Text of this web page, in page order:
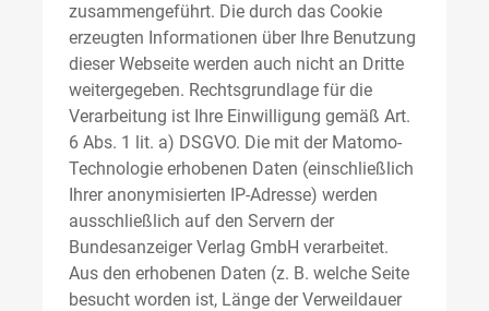
zusammengeführt. Die durch das Cookie
erzeugten Informationen über Ihre Benutzung
dieser Webseite werden auch nicht an Dritte
weitergegeben. Rechtsgrundlage für die
Verarbeitung ist Ihre Einwilligung gemäß Art.
6 Abs. 1 lit. a) DSGVO. Die mit der Matomo-
Technologie erhobenen Daten (einschließlich
Ihrer anonymisierten IP-Adresse) werden
ausschließlich auf den Servern der
Bundesanzeiger Verlag GmbH verarbeitet.
Aus den erhobenen Daten (z. B. welche Seite
besucht worden ist, Länge der Verweildauer